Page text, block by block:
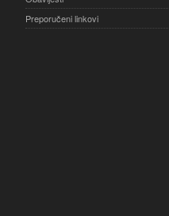
Preporučeni linkovi